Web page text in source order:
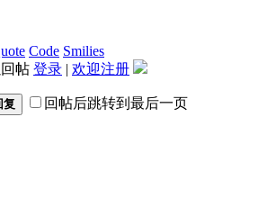
Code Smilies
帖 登录 | 欢迎注册
复 回帖后跳转到最后一页